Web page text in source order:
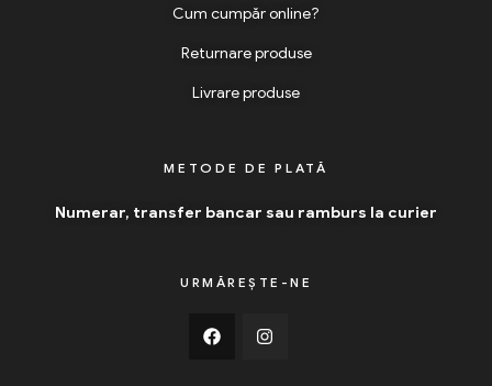
Cum cumpăr online?
Returnare produse
Livrare produse
METODE DE PLATĂ
Numerar, transfer bancar sau ramburs la curier
URMĂREȘTE-NE